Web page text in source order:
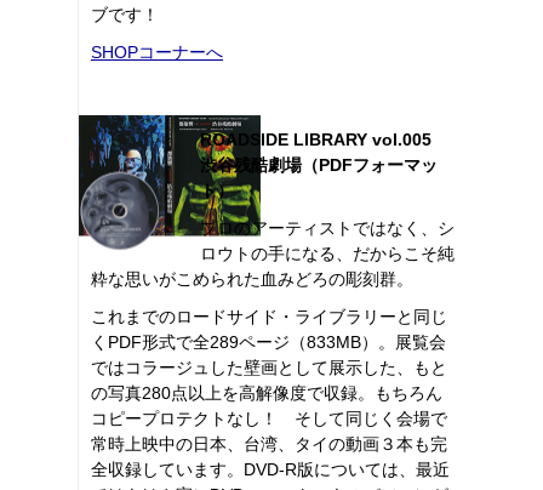
ブです！
SHOPコーナーへ
ROADSIDE LIBRARY vol.005
渋谷残酷劇場（PDFフォーマッ
ト）
プロのアーティストではなく、シ
ロウトの手になる、だからこそ純
粋な思いがこめられた血みどろの彫刻群。
これまでのロードサイド・ライブラリーと同じ
くPDF形式で全289ページ（833MB）。展覧会
ではコラージュした壁画として展示した、もと
の写真280点以上を高解像度で収録。もちろん
コピープロテクトなし！ そして同じく会場で
常時上映中の日本、台湾、タイの動画３本も完
全収録しています。DVD-R版については、最近